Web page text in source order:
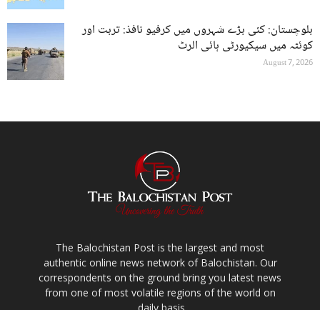
بلوچستان: کئی بڑے شہروں میں کرفیو نافذ: تربت اور
کوئٹہ میں سیکیورٹی ہائی الرٹ
August 7, 2026
The Balochistan Post is the largest and most
authentic online news network of Balochistan. Our
correspondents on the ground bring you latest news
from one of most volatile regions of the world on